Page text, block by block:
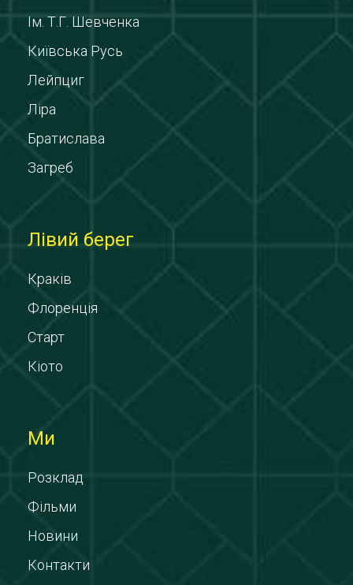
Ім. Т.Г. Шевченка
Київська Русь
Лейпциг
Ліра
Братислава
Загреб
Лівий берег
Краків
Флоренція
Старт
Кіото
Ми
Розклад
Фільми
Новини
Контакти